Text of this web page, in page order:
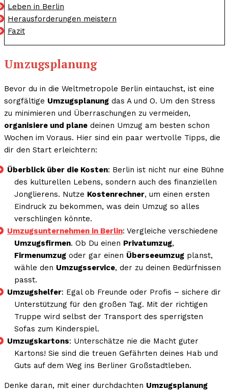
Leben in Berlin
Herausforderungen meistern
Fazit
Umzugsplanung
Bevor du in die Weltmetropole Berlin eintauchst, ist eine
sorgfältige Umzugsplanung das A und O. Um den Stress
zu minimieren und Überraschungen zu vermeiden,
organisiere und plane deinen Umzug am besten schon
Wochen im Voraus. Hier sind ein paar wertvolle Tipps, die
dir den Start erleichtern:
Überblick über die Kosten: Berlin ist nicht nur eine Bühne
des kulturellen Lebens, sondern auch des finanziellen
Jonglierens. Nutze Kostenrechner, um einen ersten
Eindruck zu bekommen, was dein Umzug so alles
verschlingen könnte.
Umzugsunternehmen in Berlin: Vergleiche verschiedene
Umzugsfirmen. Ob Du einen Privatumzug,
Firmenumzugoder gar einen Überseeumzugplanst,
wähle den Umzugsservice, der zu deinen Bedürfnissen
passt.
Umzugshelfer: Egal ob Freunde oder Profis – sichere dir
Unterstützung für den großen Tag. Mit der richtigen
Truppe wird selbst der Transport des sperrigsten
Sofas zum Kinderspiel.
Umzugskartons: Unterschätze nie die Macht guter
Kartons! Sie sind die treuen Gefährten deines Hab und
Guts auf dem Weg ins Berliner Großstadtleben.
Denke daran, mit einer durchdachten Umzugsplanung